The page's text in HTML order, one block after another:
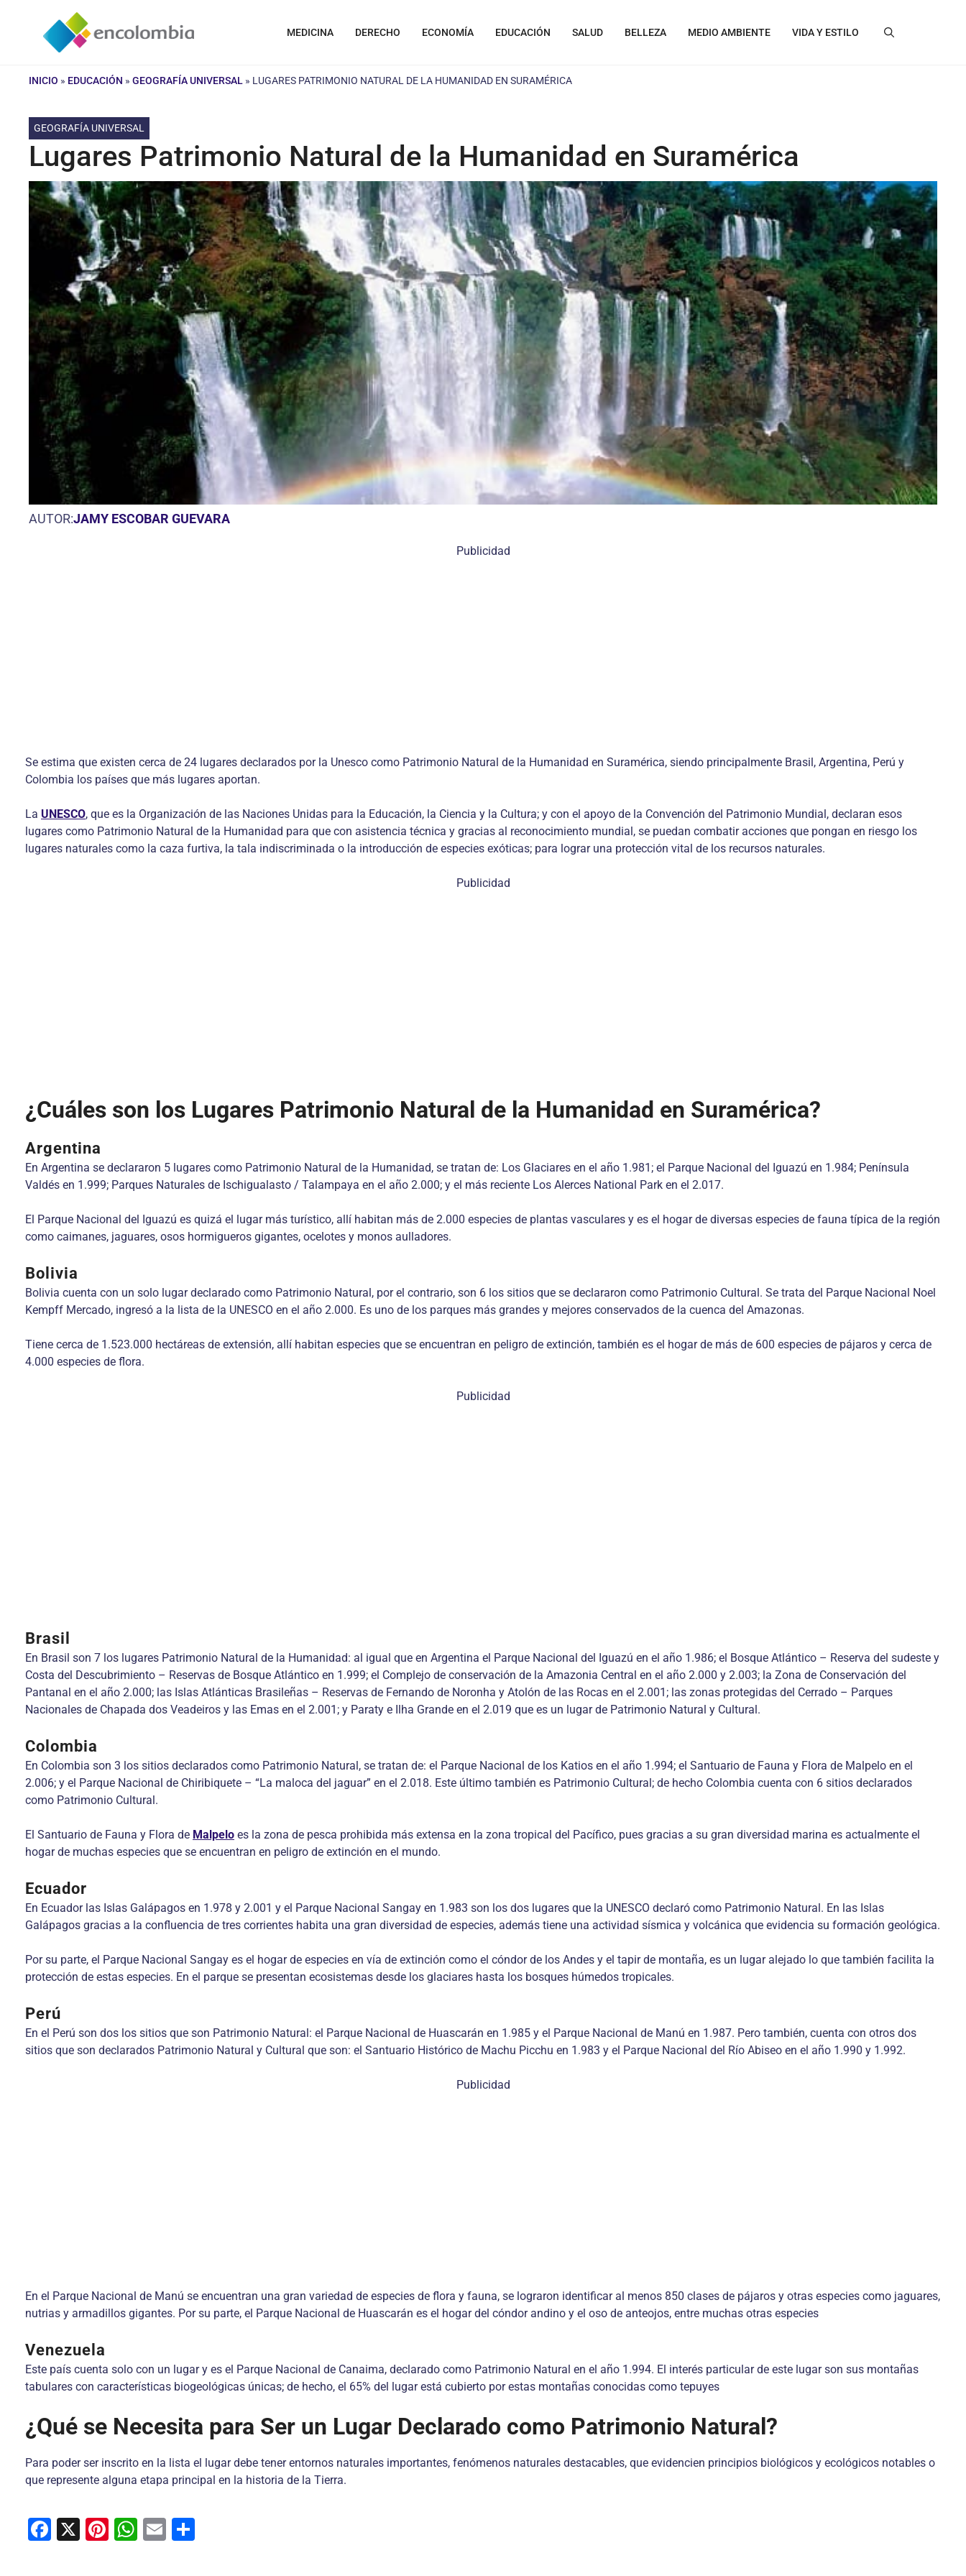
contenido
MEDICINA DERECHO ECONOMÍA EDUCACIÓN SALUD BELLEZA MEDIO AMBIENTE VIDA Y ESTILO
INICIO » EDUCACIÓN » GEOGRAFÍA UNIVERSAL » LUGARES PATRIMONIO NATURAL DE LA HUMANIDAD EN SURAMÉRICA
GEOGRAFÍA UNIVERSAL
Lugares Patrimonio Natural de la Humanidad en Suramérica
AUTOR:JAMY ESCOBAR GUEVARA
Publicidad
Se estima que existen cerca de 24 lugares declarados por la Unesco como Patrimonio Natural de la Humanidad en Suramérica, siendo principalmente Brasil, Argentina, Perú y
Colombia los países que más lugares aportan.
La UNESCO, que es la Organización de las Naciones Unidas para la Educación, la Ciencia y la Cultura; y con el apoyo de la Convención del Patrimonio Mundial, declaran esos
lugares como Patrimonio Natural de la Humanidad para que con asistencia técnica y gracias al reconocimiento mundial, se puedan combatir acciones que pongan en riesgo los
lugares naturales como la caza furtiva, la tala indiscriminada o la introducción de especies exóticas; para lograr una protección vital de los recursos naturales.
Publicidad
¿Cuáles son los Lugares Patrimonio Natural de la Humanidad en Suramérica?
Argentina
En Argentina se declararon 5 lugares como Patrimonio Natural de la Humanidad, se tratan de: Los Glaciares en el año 1.981; el Parque Nacional del Iguazú en 1.984; Península
Valdés en 1.999; Parques Naturales de Ischigualasto / Talampaya en el año 2.000; y el más reciente Los Alerces National Park en el 2.017.
El Parque Nacional del Iguazú es quizá el lugar más turístico, allí habitan más de 2.000 especies de plantas vasculares y es el hogar de diversas especies de fauna típica de la región
como caimanes, jaguares, osos hormigueros gigantes, ocelotes y monos aulladores.
Bolivia
Bolivia cuenta con un solo lugar declarado como Patrimonio Natural, por el contrario, son 6 los sitios que se declararon como Patrimonio Cultural. Se trata del Parque Nacional Noel
Kempff Mercado, ingresó a la lista de la UNESCO en el año 2.000. Es uno de los parques más grandes y mejores conservados de la cuenca del Amazonas.
Tiene cerca de 1.523.000 hectáreas de extensión, allí habitan especies que se encuentran en peligro de extinción, también es el hogar de más de 600 especies de pájaros y cerca de
4.000 especies de flora.
Publicidad
Brasil
En Brasil son 7 los lugares Patrimonio Natural de la Humanidad: al igual que en Argentina el Parque Nacional del Iguazú en el año 1.986; el Bosque Atlántico – Reserva del sudeste y
Costa del Descubrimiento – Reservas de Bosque Atlántico en 1.999; el Complejo de conservación de la Amazonia Central en el año 2.000 y 2.003; la Zona de Conservación del
Pantanal en el año 2.000; las Islas Atlánticas Brasileñas – Reservas de Fernando de Noronha y Atolón de las Rocas en el 2.001; las zonas protegidas del Cerrado – Parques
Nacionales de Chapada dos Veadeiros y las Emas en el 2.001; y Paraty e Ilha Grande en el 2.019 que es un lugar de Patrimonio Natural y Cultural.
Colombia
En Colombia son 3 los sitios declarados como Patrimonio Natural, se tratan de: el Parque Nacional de los Katios en el año 1.994; el Santuario de Fauna y Flora de Malpelo en el
2.006; y el Parque Nacional de Chiribiquete – “La maloca del jaguar” en el 2.018. Este último también es Patrimonio Cultural; de hecho Colombia cuenta con 6 sitios declarados
como Patrimonio Cultural.
El Santuario de Fauna y Flora de Malpelo es la zona de pesca prohibida más extensa en la zona tropical del Pacífico, pues gracias a su gran diversidad marina es actualmente el
hogar de muchas especies que se encuentran en peligro de extinción en el mundo.
Ecuador
En Ecuador las Islas Galápagos en 1.978 y 2.001 y el Parque Nacional Sangay en 1.983 son los dos lugares que la UNESCO declaró como Patrimonio Natural. En las Islas
Galápagos gracias a la confluencia de tres corrientes habita una gran diversidad de especies, además tiene una actividad sísmica y volcánica que evidencia su formación geológica.
Por su parte, el Parque Nacional Sangay es el hogar de especies en vía de extinción como el cóndor de los Andes y el tapir de montaña, es un lugar alejado lo que también facilita la
protección de estas especies. En el parque se presentan ecosistemas desde los glaciares hasta los bosques húmedos tropicales.
Perú
En el Perú son dos los sitios que son Patrimonio Natural: el Parque Nacional de Huascarán en 1.985 y el Parque Nacional de Manú en 1.987. Pero también, cuenta con otros dos
sitios que son declarados Patrimonio Natural y Cultural que son: el Santuario Histórico de Machu Picchu en 1.983 y el Parque Nacional del Río Abiseo en el año 1.990 y 1.992.
Publicidad
En el Parque Nacional de Manú se encuentran una gran variedad de especies de flora y fauna, se lograron identificar al menos 850 clases de pájaros y otras especies como jaguares,
nutrias y armadillos gigantes. Por su parte, el Parque Nacional de Huascarán es el hogar del cóndor andino y el oso de anteojos, entre muchas otras especies
Venezuela
Este país cuenta solo con un lugar y es el Parque Nacional de Canaima, declarado como Patrimonio Natural en el año 1.994. El interés particular de este lugar son sus montañas
tabulares con características biogeológicas únicas; de hecho, el 65% del lugar está cubierto por estas montañas conocidas como tepuyes
¿Qué se Necesita para Ser un Lugar Declarado como Patrimonio Natural?
Para poder ser inscrito en la lista el lugar debe tener entornos naturales importantes, fenómenos naturales destacables, que evidencien principios biológicos y ecológicos notables o
que represente alguna etapa principal en la historia de la Tierra.
F
X
Pi W E